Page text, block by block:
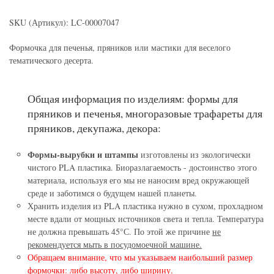
101 руб.
95,95 руб.
- 5%
Форма «Косточка»
116 руб.
110,20 руб.
5 из 7
- 5%
Форма «Косточка динозавра»
11 cm (4,3 in)
116 руб.
110,20 руб.
Трафарет "Корабль"
101 руб.
95,95 руб.
3 из 6
SKU (Артикул): LC-00007047
Формочка для печенья, пряников или мастики для веселого
тематического десерта.
Общая информация по изделиям: формы для
пряников и печенья, многоразовые трафареты для
пряников, декупажа, декора:
Формы-вырубки и штампы изготовлены из экологически
чистого PLA пластика. Биоразлагаемость - достоинство этого
материала, используя его мы не наносим вред окружающей
среде и заботимся о будущем нашей планеты.
Хранить изделия из PLA пластика нужно в сухом, прохладном
месте вдали от мощных источников света и тепла. Температура
не должна превышать 45°С. По этой же причине не
рекомендуется мыть в посудомоечной машине.
Обращаем внимание, что мы указываем наибольший размер
формочки: либо высоту, либо ширину.